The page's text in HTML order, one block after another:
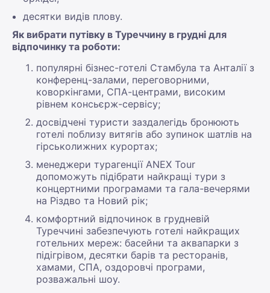
десятки видів плову.
Як вибрати путівку в Туреччину в грудні для
відпочинку та роботи:
популярні бізнес-готелі Стамбула та Анталії з
конференц-залами, переговорними,
коворкінгами, СПА-центрами, високим
рівнем консьєрж-сервісу;
досвідчені туристи заздалегідь бронюють
готелі поблизу витягів або зупинок шатлів на
гірськолижних курортах;
менеджери турагенції ANEX Tour
допоможуть підібрати найкращі тури з
концертними програмами та гала-вечерями
на Різдво та Новий рік;
комфортний відпочинок в грудневій
Туреччині забезпечують готелі найкращих
готельних мереж: басейни та аквапарки з
підігрівом, десятки барів та ресторанів,
хамами, СПА, оздоровчі програми,
розважальні шоу.